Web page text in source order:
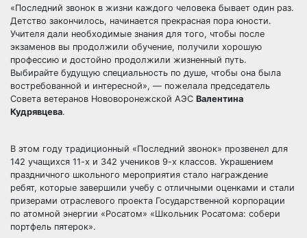
​«Последний звонок в жизни каждого человека бывает один раз.
Детство закончилось, начинается прекрасная пора юности.
Учителя дали необходимые знания для того, чтобы после
экзаменов вы продолжили обучение, получили хорошую
профессию и достойно продолжили жизненный путь.
Выбирайте будущую специальность по душе, чтобы она была
востребованной и интересной», — пожелала председатель
Совета ветеранов Нововоронежской АЭС Валентина
Кудрявцева.
​В этом году традиционный «Последний звонок» прозвенел для
142 учащихся 11-х и 342 учеников 9-х классов. Украшением
праздничного школьного мероприятия стало награждение
ребят, которые завершили учебу с отличными оценками и стали
призерами отраслевого проекта Государственной корпорации
по атомной энергии «Росатом» «Школьник Росатома: собери
портфель пятерок».